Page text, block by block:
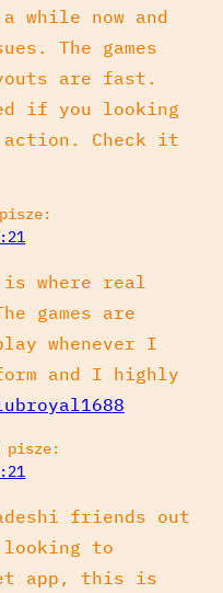
while now and
The games
are fast.
if you looking
Check it
pisze:
is where real
games are
whenever I
and I highly
pisze:
friends out
to
app, this is